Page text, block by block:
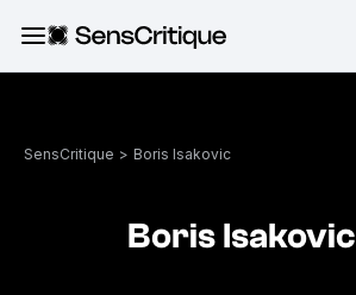
SensCritique > Boris Isakovic
Boris Isakovic